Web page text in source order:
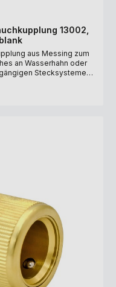
13002,
aus Messing zum
an Wasserhahn oder
Stecksystemen
12-15 mm) Material: